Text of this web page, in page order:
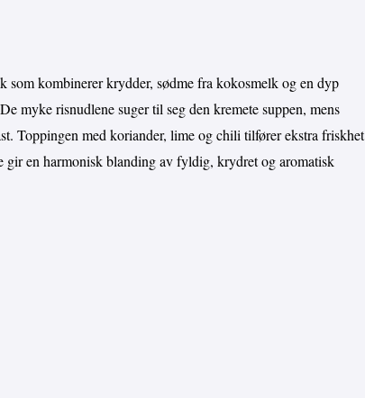
som kombinerer krydder, sødme fra kokosmelk og en dyp
myke risnudlene suger til seg den kremete suppen, mens
Toppingen med koriander, lime og chili tilfører ekstra friskhet
gir en harmonisk blanding av fyldig, krydret og aromatisk